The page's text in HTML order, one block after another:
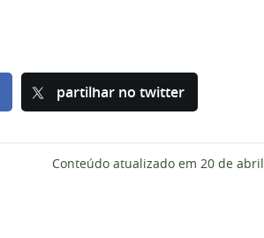
partilhar no twitter
Conteúdo atualizado em 20 de